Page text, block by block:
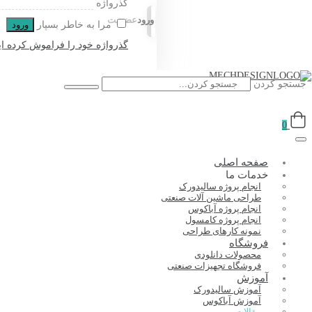
ورودعضویت
گذرواژه
مرا به خاطر بسپار
ورود
گذرواژه خود را فراموش کرده
جستجو کردن
0
صفحه اصلی
خدمات ما
انجام پروژه سالیدورک
طراحی ماشین آلات صنعتی
انجام پروژه آباکوس
انجام پروژه کامسول
نمونه کارهای طراحی
فروشگاه
محصولات دانلودی
فروشگاه تجهیزات صنعتی
آموزش
آموزش سالیدورک
آموزش آباکوس